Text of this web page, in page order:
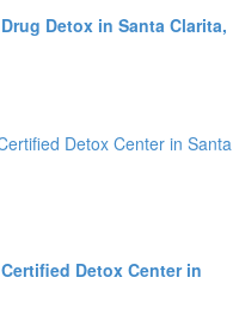
Detox in Santa Clarita,
Detox Center in